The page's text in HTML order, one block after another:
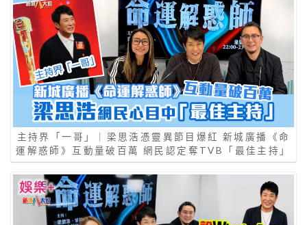
主持界「一哥」｜梁思浩憑靈異節目爆紅 新城廣播《命
運解惑師》互動量破百萬 網民認定奪TVB「最佳主持」